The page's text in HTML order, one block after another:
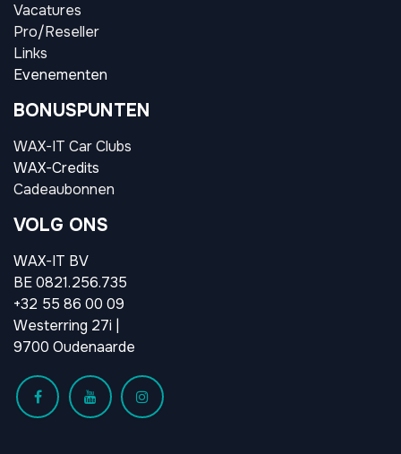
Vacatures
Pro/Reseller
Links
Evenementen
BONUSPUNTEN
WAX-IT Car Clubs
WAX-Credits
Cadeaubonnen
VOLG ONS
WAX-IT BV
BE 0821.256.735
+32 55 86 00 09
Westerring 27i |
9700 Oudenaarde